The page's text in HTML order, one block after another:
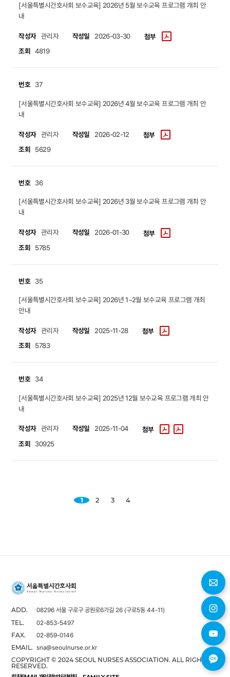
​​​​​​​[서울특별시간호사회 보수교육] 2026년 5월 보수교육 프로그램 개최 안
내
작성자 관리자 작성일 2026-03-30
첨부
조회 4819
번호 37
​​​​​​​[서울특별시간호사회 보수교육] 2026년 4월 보수교육 프로그램 개최 안
내
작성자 관리자 작성일 2026-02-12
첨부
조회 5629
번호 36
​​​​​​​[서울특별시간호사회 보수교육] 2026년 3월 보수교육 프로그램 개최 안
내
작성자 관리자 작성일 2026-01-30
첨부
조회 5785
번호 35
​​​​​​​[서울특별시간호사회 보수교육] 2026년 1~2월 보수교육 프로그램 개최
안내
작성자 관리자 작성일 2025-11-28
첨부
조회 5783
번호 34
​​​​​​​[서울특별시간호사회 보수교육] 2025년 12월 보수교육 프로그램 개최 안
내
작성자 관리자 작성일 2025-11-04
첨부
조회 30925
1 2 3 4
ADD. 08296 서울 구로구 공원로6가길 26 (구로5동 44-11)
TEL. 02-853-5497
FAX. 02-859-0146
EMAIL. sna@seoulnurse.or.kr
COPYRIGHT © 2024 SEOUL NURSES ASSOCIATION. ALL RIGHTS
RESERVED.